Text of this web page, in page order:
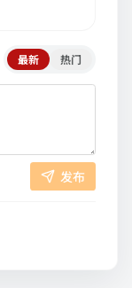
最新 热门
发布